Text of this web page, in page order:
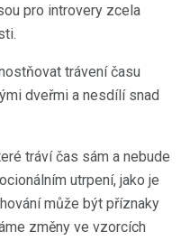
pro introvery zcela
trávení času
dveřmi a nesdílí snad
tráví čas sám a nebude
utrpení, jako je
může být příznaky
změny ve vzorcích